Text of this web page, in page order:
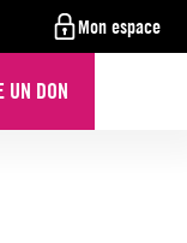
Mon espace
UN DON